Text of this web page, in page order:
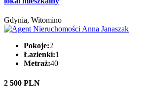
Gdynia, Witomino
Pokoje:2
Łazienki:1
Metraż:40
2 500 PLN